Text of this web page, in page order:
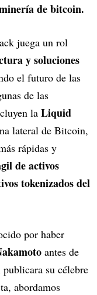
de bitcoin.
juega un rol
y soluciones
el futuro de las
de las
la Liquid
lateral de Bitcoin,
rápidas y
de activos
tokenizados del
por haber
antes de
su célebre
abordamos